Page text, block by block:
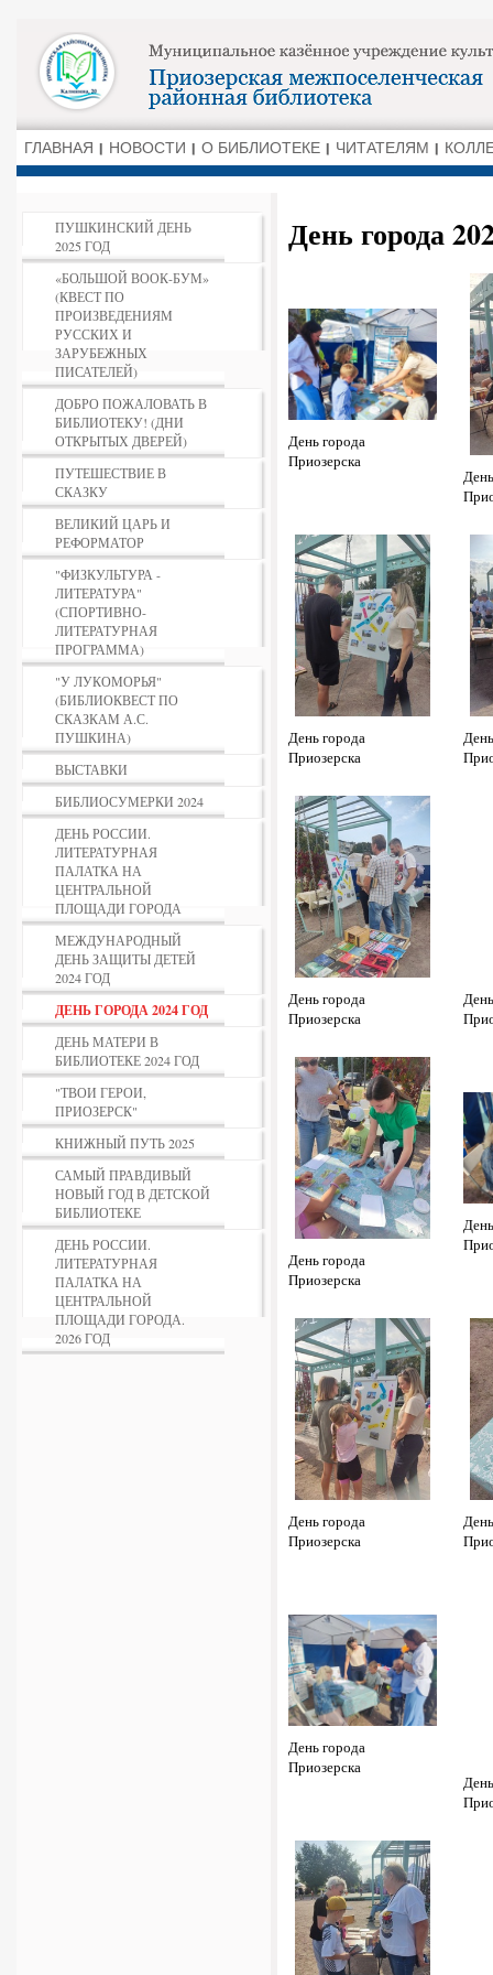
ГЛАВНАЯ НОВОСТИ О БИБЛИОТЕКЕ ЧИТАТЕЛЯМ
ПУШКИНСКИЙ ДЕНЬ
2025 ГОД
«БОЛЬШОЙ ВООК-БУМ»
(КВЕСТ ПО
ПРОИЗВЕДЕНИЯМ
РУССКИХ И
ЗАРУБЕЖНЫХ
ПИСАТЕЛЕЙ)
ДОБРО ПОЖАЛОВАТЬ В
БИБЛИОТЕКУ! (ДНИ
ОТКРЫТЫХ ДВЕРЕЙ)
ПУТЕШЕСТВИЕ В
СКАЗКУ
ВЕЛИКИЙ ЦАРЬ И
РЕФОРМАТОР
"ФИЗКУЛЬТУРА -
ЛИТЕРАТУРА"
(СПОРТИВНО-
ЛИТЕРАТУРНАЯ
ПРОГРАММА)
"У ЛУКОМОРЬЯ"
(БИБЛИОКВЕСТ ПО
СКАЗКАМ А.С.
ПУШКИНА)
ВЫСТАВКИ
БИБЛИОСУМЕРКИ 2024
ДЕНЬ РОССИИ.
ЛИТЕРАТУРНАЯ
ПАЛАТКА НА
ЦЕНТРАЛЬНОЙ
ПЛОЩАДИ ГОРОДА
МЕЖДУНАРОДНЫЙ
ДЕНЬ ЗАЩИТЫ ДЕТЕЙ
2024 ГОД
ДЕНЬ ГОРОДА 2024 ГОД
ДЕНЬ МАТЕРИ В
БИБЛИОТЕКЕ 2024 ГОД
"ТВОИ ГЕРОИ,
ПРИОЗЕРСК"
КНИЖНЫЙ ПУТЬ 2025
САМЫЙ ПРАВДИВЫЙ
НОВЫЙ ГОД В ДЕТСКОЙ
БИБЛИОТЕКЕ
ДЕНЬ РОССИИ.
ЛИТЕРАТУРНАЯ
ПАЛАТКА НА
ЦЕНТРАЛЬНОЙ
ПЛОЩАДИ ГОРОДА.
2026 ГОД
День города
День города
Приозерска
День города
Приозерска
День города
Приозерска
День города
Приозерска
День города
Приозерска
День города
Приозерска